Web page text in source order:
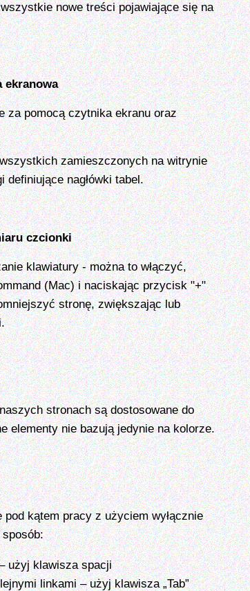
nowe treści pojawiające się na
ekranowa
za pomocą czytnika ekranu oraz
zamieszczonych na witrynie
definiujące nagłówki tabel.
czcionki
klawiatury - można to włączyć,
(Mac) i naciskając przycisk "+"
stronę, zwiększając lub
stronach są dostosowane do
elementy nie bazują jedynie na kolorze.
kątem pracy z użyciem wyłącznie
użyj klawisza spacji
linkami – użyj klawisza „Tab”